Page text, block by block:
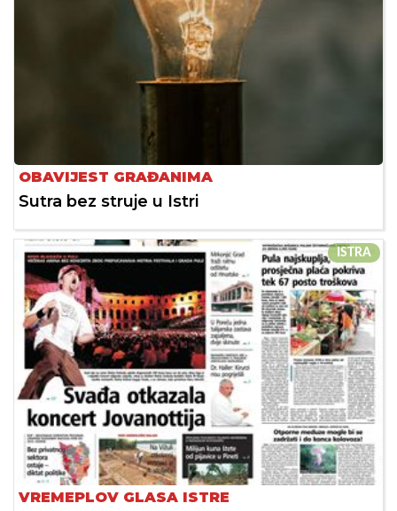
OBAVIJEST GRAĐANIMA
Sutra bez struje u Istri
ISTRA
VREMEPLOV GLASA ISTRE